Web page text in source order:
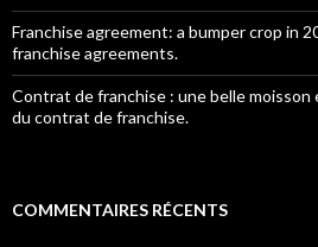
Franchise agreement: a bumper crop in
franchise agreements.
Contrat de franchise : une belle moisson
du contrat de franchise.
COMMENTAIRES RÉCENTS